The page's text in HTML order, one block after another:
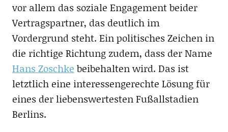
vor allem das soziale Engagement beider
Vertragspartner, das deutlich im
Vordergrund steht. Ein politisches Zeichen in
die richtige Richtung zudem, dass der Name
Hans Zoschke beibehalten wird. Das ist
letztlich eine interessengerechte Lösung für
eines der liebenswertesten Fußallstadien
Berlins.